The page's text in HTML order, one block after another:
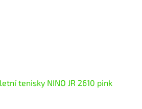
tenisky NINO JR 2610 pink